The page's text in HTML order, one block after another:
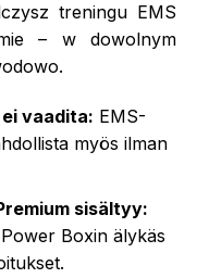
treningu EMS
– w dowolnym
vaadita: EMS-
myös ilman
sisältyy:
Boxin älykäs